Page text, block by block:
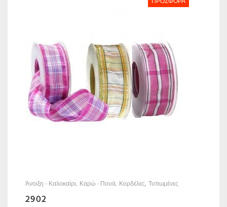
Άνοιξη - Καλοκαίρι Καρώ - Πουά Κορδέλες Τυπωμένες
2902